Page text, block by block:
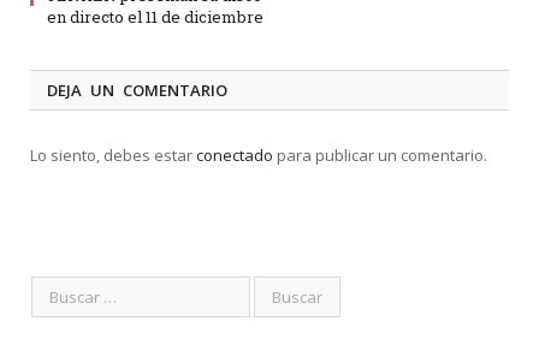
en directo el 11 de diciembre
DEJA UN COMENTARIO
Lo siento, debes estarconectado para publicar un comentario.